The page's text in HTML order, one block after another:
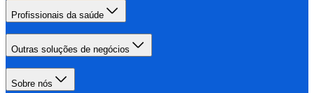
Profissionais da saúde
Outras soluções de negócios
Sobre nós